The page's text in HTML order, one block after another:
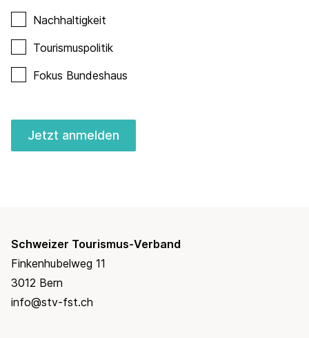
Nachhaltigkeit
Tourismuspolitik
Fokus Bundeshaus
Jetzt anmelden
Schweizer Tourismus-Verband
Finkenhubelweg 11
3012 Bern
info@stv-fst.ch